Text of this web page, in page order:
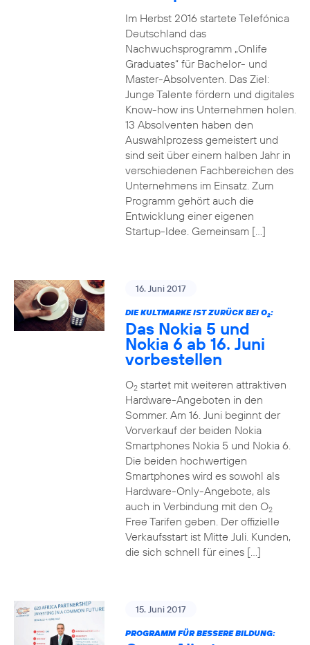
Im Herbst 2016 startete Telefónica
Deutschland das
Nachwuchsprogramm „Onlife
Graduates“ für Bachelor- und
Master-Absolventen. Das Ziel:
Junge Talente fördern und digitales
Know-how ins Unternehmen holen.
13 Absolventen haben den
Auswahlprozess gemeistert und
sind seit über einem halben Jahr in
verschiedenen Fachbereichen des
Unternehmens im Einsatz. Zum
Programm gehört auch die
Entwicklung einer eigenen
Startup-Idee. Gemeinsam […]
16. Juni 2017
DIE KULTMARKE IST ZURÜCK BEI O2:
Das Nokia 5 und
Nokia 6 ab 16. Juni
vorbestellen
O2startet mit weiteren attraktiven
Hardware-Angeboten in den
Sommer. Am 16. Juni beginnt der
Vorverkauf der beiden Nokia
Smartphones Nokia 5 und Nokia 6.
Die beiden hochwertigen
Smartphones wird es sowohl als
Hardware-Only-Angebote, als
auch in Verbindung mit den O2
Free Tarifen geben. Der offizielle
Verkaufsstart ist Mitte Juli. Kunden,
die sich schnell für eines […]
15. Juni 2017
PROGRAMM FÜR BESSERE BILDUNG: